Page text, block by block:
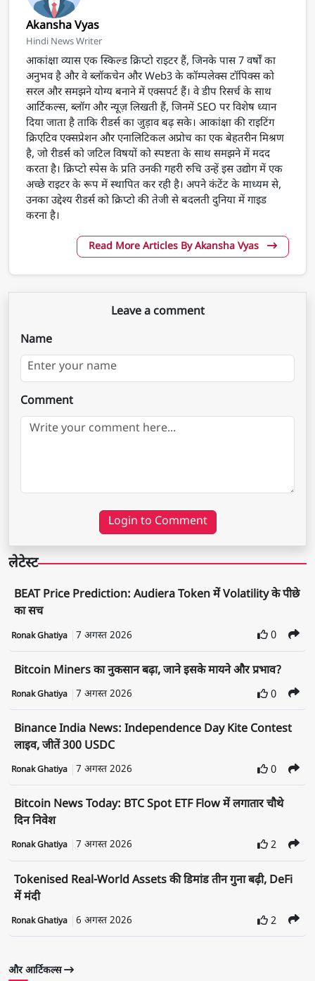
Akansha Vyas
Hindi News Writer
आकांक्षा व्यास एक स्किल्ड क्रिप्टो राइटर हैं, जिनके पास 7 वर्षों का
अनुभव है और वे ब्लॉकचेन और Web3 के कॉम्पलेक्स टॉपिक्स को
सरल और समझने योग्य बनाने में एक्सपर्ट हैं। वे डीप रिसर्च के साथ
आर्टिकल्स, ब्लॉग और न्यूज़ लिखती हैं, जिनमें SEO पर विशेष ध्यान
दिया जाता है ताकि रीडर्स का जुड़ाव बढ़ सके। आकांक्षा की राइटिंग
क्रिएटिव एक्सप्रेशन और एनालिटिकल अप्रोच का एक बेहतरीन मिश्रण
है, जो रीडर्स को जटिल विषयों को स्पष्टता के साथ समझने में मदद
करता है। क्रिप्टो स्पेस के प्रति उनकी गहरी रुचि उन्हें इस उद्योग में एक
अच्छे राइटर के रूप में स्थापित कर रही है। अपने कंटेंट के माध्यम से,
उनका उद्देश्य रीडर्स को क्रिप्टो की तेजी से बदलती दुनिया में गाइड
करना है।
Read More Articles By Akansha Vyas
Leave a comment
Name
Comment
Login to Comment
लेटेस्ट
BEAT Price Prediction: Audiera Token में Volatility के पीछे
का सच
Ronak Ghatiya 7 अगस्त 2026 0
Bitcoin Miners का नुकसान बढ़ा, जाने इसके मायने और प्रभाव?
Ronak Ghatiya 7 अगस्त 2026 0
Binance India News: Independence Day Kite Contest
लाइव, जीतें 300 USDC
Ronak Ghatiya 7 अगस्त 2026 0
Bitcoin News Today: BTC Spot ETF Flow में लगातार चौथे
दिन निवेश
Ronak Ghatiya 7 अगस्त 2026 2
Tokenised Real-World Assets की डिमांड तीन गुना बढ़ी, DeFi
में मंदी
Ronak Ghatiya 6 अगस्त 2026 2
और आर्टिकल्स